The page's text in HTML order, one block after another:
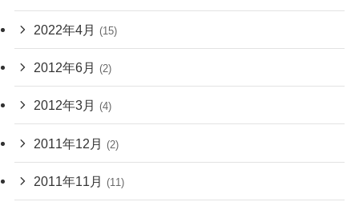
2022年4月 (15)
2012年6月 (2)
2012年3月 (4)
2011年12月 (2)
2011年11月 (11)